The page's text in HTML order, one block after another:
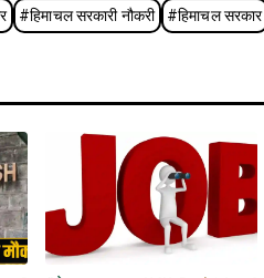
#हिमाचल सरकारी नौकरी #हिमाचल सरकार